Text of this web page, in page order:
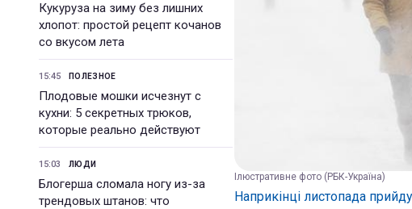
Кукуруза на зиму без лишних
хлопот: простой рецепт кочанов
со вкусом лета
15:45 ПОЛЕЗНОЕ
Плодовые мошки исчезнут с
кухни: 5 секретных трюков,
которые реально действуют
15:03 ЛЮДИ
Блогерша сломала ногу из-за
трендовых штанов: что
Ілюстративне фото (РБК-Україна)
Наприкінці листопада